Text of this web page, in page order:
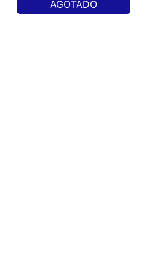
AGOTADO